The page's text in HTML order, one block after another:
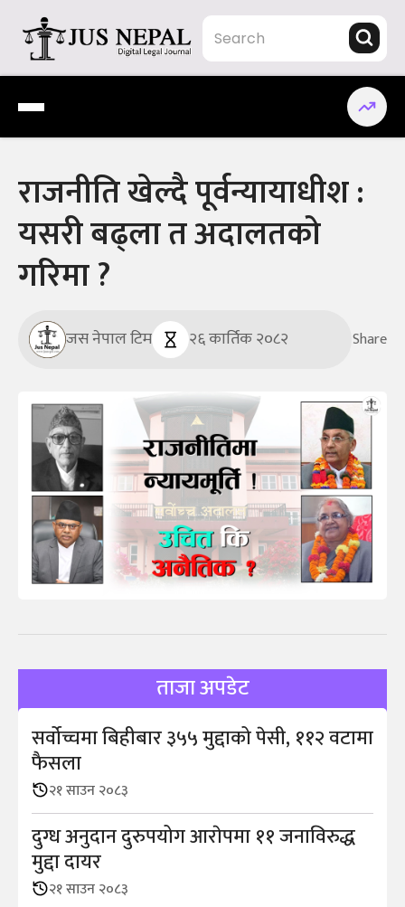
content
Jus Nepal | www.jusnepal.com
Digital Legal Journal
राजनीति खेल्दै पूर्वन्यायाधीश :
यसरी बढ्ला त अदालतको
गरिमा ?
जस नेपाल टिम २६ कार्तिक २०८२ Share
ताजा अपडेट
सर्वोच्चमा बिहीबार ३५५ मुद्दाको पेसी, ११२ वटामा
फैसला
२१ साउन २०८३
दुग्ध अनुदान दुरुपयोग आराेपमा ११ जनाविरुद्ध
मुद्दा दायर
२१ साउन २०८३